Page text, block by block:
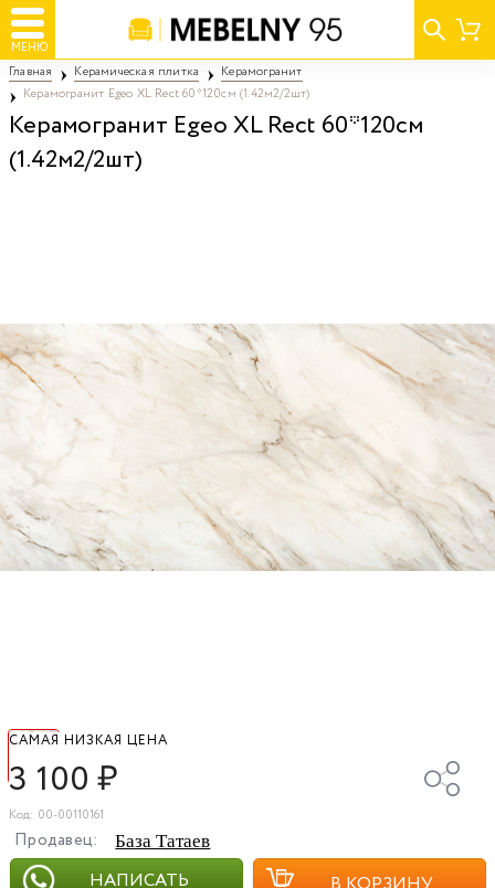
МЕНЮ
Главная Керамическая плитка
Керамогранит
Керамогранит Egeo XL Rect 60*120см (1.42м2/2шт)
Керамогранит Egeo XL Rect 60*120см
(1.42м2/2шт)
САМАЯ НИЗКАЯ ЦЕНА
3 100₽
Код: 00-00110161
Продавец: База Татаев
НАПИСАТЬ